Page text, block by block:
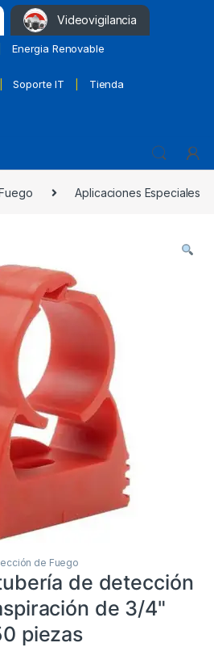
Videovigilancia
Energia Renovable
Soporte IT Tienda
Aplicaciones Especiales
de Fuego
de detección
de 3/4"
piezas